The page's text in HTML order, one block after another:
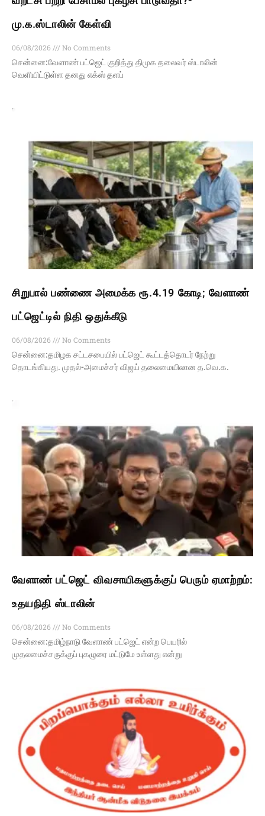
மு.க.ஸ்டாலின் கேள்வி
06/08/2026
No Comments
சென்னை:வேளாண் பட்ஜெட் குறித்து திமுக தலைவர் ஸ்டாலின்
வெளியிட்டுள்ள தனது எக்ஸ் தளப்
சிறுபால் பண்ணை அமைக்க ரூ.4.19 கோடி; வேளாண்
பட்ஜெட்டில் நிதி ஒதுக்கீடு
06/08/2026
No Comments
சென்னை:தமிழக சட்டசபையில் பட்ஜெட் கூட்டத்தொடர் நேற்று
தொடங்கியது. முதல்-அமைச்சர் விஜய் தலைமையிலான த.வெ.க.
வேளாண் பட்ஜெட் விவசாயிகளுக்குப் பெரும் ஏமாற்றம்:
உதயநிதி ஸ்டாலின்
06/08/2026
No Comments
சென்னை:தமிழ்நாடு வேளாண் பட்ஜெட் என்ற பெயரில்
முதலமைச்சருக்குப் புகழுரை மட்டுமே உள்ளது என்று